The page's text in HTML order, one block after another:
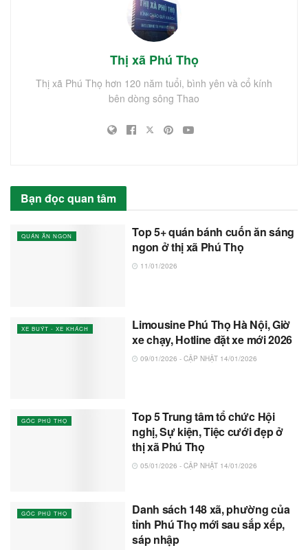
Thị xã Phú Thọ
Thị xã Phú Thọ hơn 120 năm tuổi, bình yên và cổ kính
bên dòng sông Thao
Bạn đọc quan tâm
QUÁN ĂN NGON
Top 5+ quán bánh cuốn ăn sáng
ngon ở thị xã Phú Thọ
11/01/2026
XE BUÝT - XE KHÁCH
Limousine Phú Thọ Hà Nội, Giờ
xe chạy, Hotline đặt xe mới 2026
09/01/2026 - CẬP NHẬT 14/01/2026
GÓC PHÚ THỌ
Top 5 Trung tâm tổ chức Hội
nghị, Sự kiện, Tiệc cưới đẹp ở
thị xã Phú Thọ
05/01/2026 - CẬP NHẬT 14/01/2026
GÓC PHÚ THỌ
Danh sách 148 xã, phường của
tỉnh Phú Thọ mới sau sắp xếp,
sáp nhập